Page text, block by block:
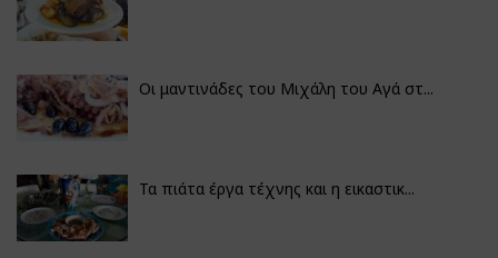
Οι μαντινάδες του Μιχάλη του Αγά στ...
Τα πιάτα έργα τέχνης και η εικαστικ...